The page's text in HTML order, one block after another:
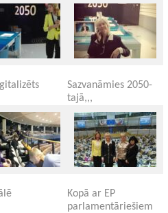
Sazvanāmies 2050-
tajā,,,
Kopā ar EP
parlamentāriešiem